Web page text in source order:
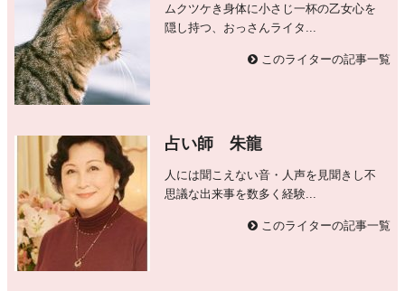
ムクツケき身体に小さじ一杯の乙女心を
隠し持つ、おっさんライタ...
このライターの記事一覧
占い師 朱龍
人には聞こえない音・人声を見聞きし不
思議な出来事を数多く経験...
このライターの記事一覧